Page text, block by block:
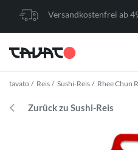
Versandkostenfrei ab
tavato Reis Sushi-Reis Rhee Chun
Zurück zu Sushi-Reis